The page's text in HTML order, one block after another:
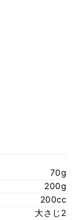
70g
200g
200cc
大さじ2